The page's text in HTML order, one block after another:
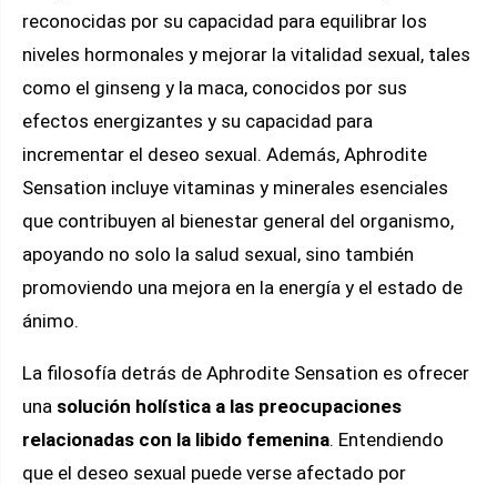
reconocidas por su capacidad para equilibrar los
niveles hormonales y mejorar la vitalidad sexual, tales
como el ginseng y la maca, conocidos por sus
efectos energizantes y su capacidad para
incrementar el deseo sexual. Además, Aphrodite
Sensation incluye vitaminas y minerales esenciales
que contribuyen al bienestar general del organismo,
apoyando no solo la salud sexual, sino también
promoviendo una mejora en la energía y el estado de
ánimo.
La filosofía detrás de Aphrodite Sensation es ofrecer
una solución holística a las preocupaciones
relacionadas con la libido femenina. Entendiendo
que el deseo sexual puede verse afectado por